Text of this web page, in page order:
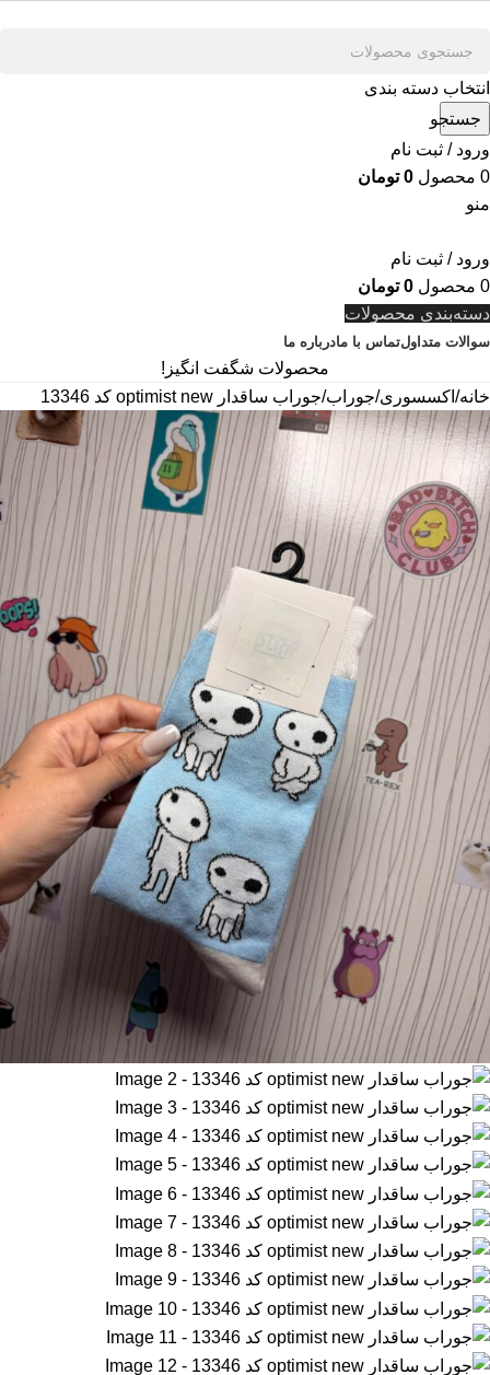
انتخاب دسته بندی
جستجو
ورود / ثبت نام
0 محصول 0 تومان
منو
ورود / ثبت نام
0 محصول 0 تومان
دسته‌بندی محصولات
سوالات متداولتماس با مادرباره ما
محصولات شگفت انگیز!
خانه اکسسوری جوراب جوراب ساقدار optimist new کد 13346